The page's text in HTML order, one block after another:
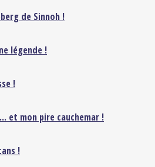
de Sinnoh !
légende !
!
et mon pire cauchemar !
!